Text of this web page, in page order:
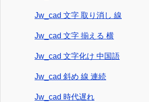
Jw_cad 文字 取り消し 線
Jw_cad 文字 揃える 横
Jw_cad 文字化け 中国語
Jw_cad 斜め 線 連続
Jw_cad 時代遅れ